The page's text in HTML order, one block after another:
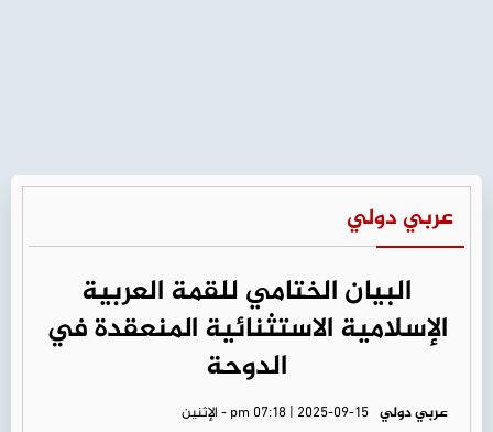
عربي دولي
البيان الختامي للقمة العربية
الإسلامية الاستثنائية المنعقدة في
الدوحة
عربي دولي pm 07:18 | 2025-09-15 - الإثنين